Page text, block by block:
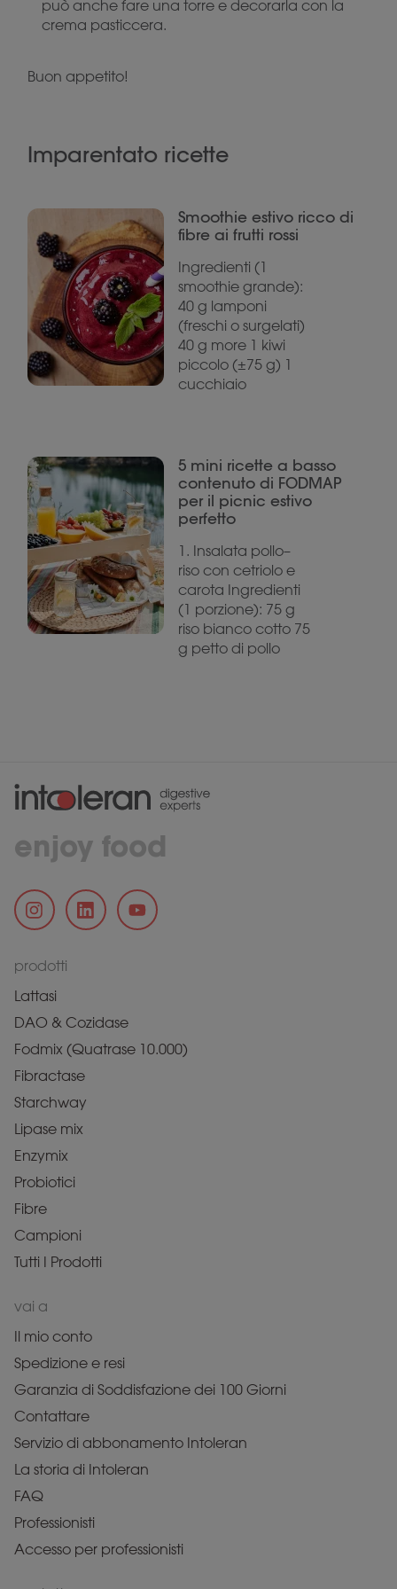
può anche fare una torre e decorarla con la
crema pasticcera.
Buon appetito!
Imparentato ricette
Smoothie estivo ricco di
fibre ai frutti rossi
Ingredienti (1
smoothie grande):
40 g lamponi
(freschi o surgelati)
40 g more 1 kiwi
piccolo (±75 g) 1
cucchiaio
5 mini ricette a basso
contenuto di FODMAP
per il picnic estivo
perfetto
1. Insalata pollo–
riso con cetriolo e
carota Ingredienti
(1 porzione): 75 g
riso bianco cotto 75
g petto di pollo
enjoy food
prodotti
Lattasi
DAO & Cozidase
Fodmix (Quatrase 10.000)
Fibractase
Starchway
Lipase mix
Enzymix
Probiotici
Fibre
Campioni
Tutti I Prodotti
vai a
Il mio conto
Spedizione e resi
Garanzia di Soddisfazione dei 100 Giorni
Contattare
Servizio di abbonamento Intoleran
La storia di Intoleran
FAQ
Professionisti
Accesso per professionisti